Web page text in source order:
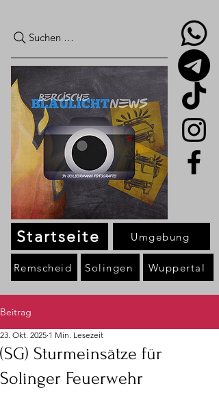
Suchen …
Startseite
Remscheid Solingen Wuppertal
Umgebung
Beitrag
(SG) Sturmeinsätze für
Solinger Feuerwehr
23. Okt. 2025 1 Min. Lesezeit